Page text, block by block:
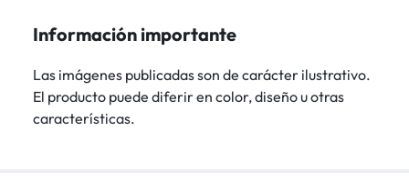
Información importante
Las imágenes publicadas son de carácter ilustrativo.
El producto puede diferir en color, diseño u otras
características.